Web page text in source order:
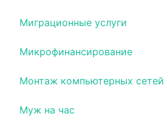
Миграционные услуги
Микрофинансирование
Монтаж компьютерных сетей
Муж на час